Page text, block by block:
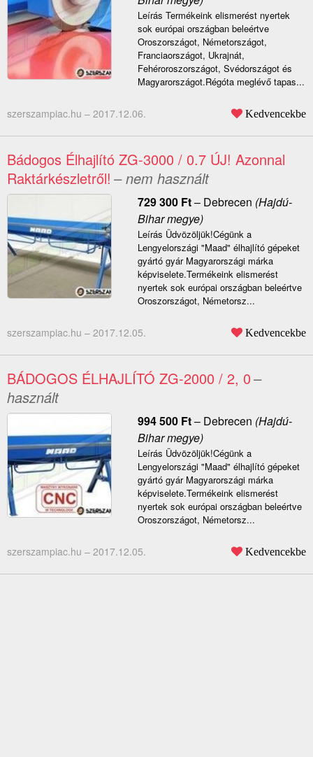
Leírás Termékeink elismerést nyertek
sok európai országban beleértve
Oroszországot, Németországot,
Franciaországot, Ukrajnát,
Fehéroroszországot, Svédországot és
Magyarországot.Régóta meglévő tapas...
szerszampiac.hu – 2017.12.06. Kedvencekbe
Bádogos Élhajlító ZG-3000 / 0.7 ÚJ! Azonnal
Raktárkészletről! – nem használt
729 300 Ft– Debrecen (Hajdú-
Bihar megye)
Leírás Üdvözöljük!Cégünk a
Lengyelországi "Maad" élhajlító gépeket
gyártó gyár Magyarországi márka
képviselete.Termékeink elismerést
nyertek sok európai országban beleértve
Oroszországot, Németorsz...
szerszampiac.hu – 2017.12.05. Kedvencekbe
BÁDOGOS ÉLHAJLÍTÓ ZG-2000 / 2, 0–
használt
994 500 Ft– Debrecen (Hajdú-
Bihar megye)
Leírás Üdvözöljük!Cégünk a
Lengyelországi "Maad" élhajlító gépeket
gyártó gyár Magyarországi márka
képviselete.Termékeink elismerést
nyertek sok európai országban beleértve
Oroszországot, Németorsz...
szerszampiac.hu – 2017.12.05. Kedvencekbe